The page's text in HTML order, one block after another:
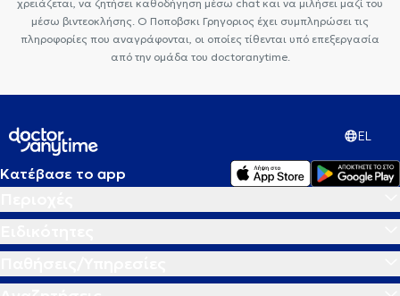
χρειάζεται, να ζητήσει καθοδήγηση μέσω chat και να μιλήσει μαζί του
μέσω βιντεοκλήσης. Ο Ποποβσκι Γρηγοριος έχει συμπληρώσει τις
πληροφορίες που αναγράφονται, οι οποίες τίθενται υπό επεξεργασία
από την ομάδα του doctoranytime.
EL
Κατέβασε το app